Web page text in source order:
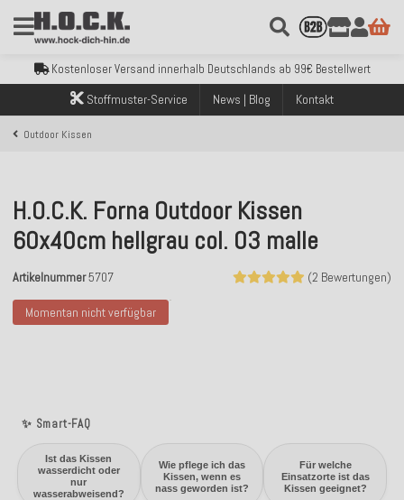
Über 120.000 erfolgreich versendete Bestellungen
Sicher bezahlen mit Klarna, PayPal & Amazon Pay
Kostenloser Versand innerhalb Deutschlands ab 99€ Bestellwert
Über 120.000 erfolgreich versendete Bestellungen
Sicher bezahlen mit Klarna, PayPal & Amazon Pay
Stoffmuster-Service News | Blog Kontakt
Outdoor Kissen
Momentan nicht verfügbar
✨ Smart-FAQ
Ist das Kissen
wasserdicht oder
nur
wasserabweisend?
Wie pflege ich das
Kissen, wenn es
nass geworden ist?
Für welche
Einsatzorte ist das
Kissen geeignet?
H.O.C.K. Forna Outdoor Kissen
60x40cm hellgrau col. 03 malle
(2 Bewertungen)
Artikelnummer5707